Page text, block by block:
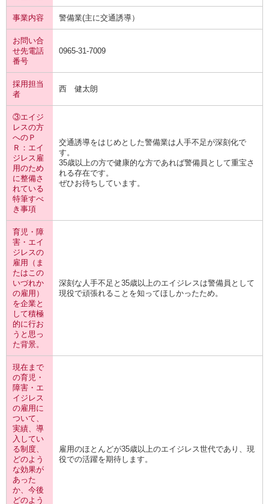
事業内容 警備業(主に交通誘導）
お問い合
せ先電話
番号
0965-31-7009
採用担当
者
西 健太朗
③エイジ
レスの方
へのＰ
Ｒ：エイ
ジレス雇
用のため
に整備さ
れている
特筆すべ
き事項
交通誘導をはじめとした警備業は人手不足が深刻化で
す。
35歳以上の方で健康的な方であれば警備員として重宝さ
れる存在です。
ぜひお待ちしています。
育児・障
害・エイ
ジレスの
雇用（ま
たはこの
いづれか
の雇用）
を企業と
して積極
的に行お
うと思っ
た背景。
深刻な人手不足と35歳以上のエイジレスは警備員として
現役で頑張れることを知ってほしかったため。
現在まで
の育児・
障害・エ
イジレス
の雇用に
ついて、
実績、導
入してい
る制度、
どのよう
な効果が
あった
か、今後
どのよう
雇用のほとんどが35歳以上のエイジレス世代であり、現
役での活躍を期待します。